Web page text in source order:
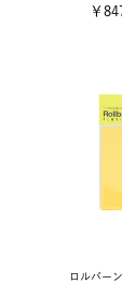
￥
ロルバー